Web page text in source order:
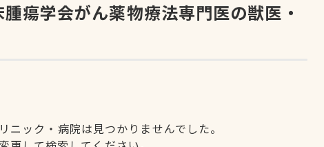
瘍学会がん薬物療法専門医の獣医・
ニック・病院は見つかりませんでした。